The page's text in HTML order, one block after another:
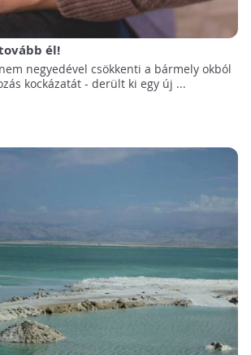
él!
negyedével csökkenti a bármely okból
kockázatát - derült ki egy új ...